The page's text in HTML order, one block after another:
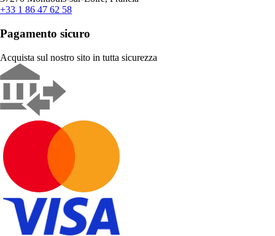
+33 1 86 47 62 58
Pagamento sicuro
Acquista sul nostro sito in tutta sicurezza